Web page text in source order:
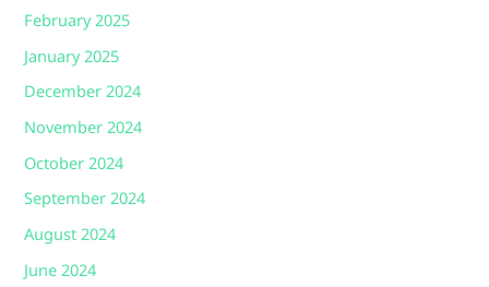
February 2025
January 2025
December 2024
November 2024
October 2024
September 2024
August 2024
June 2024